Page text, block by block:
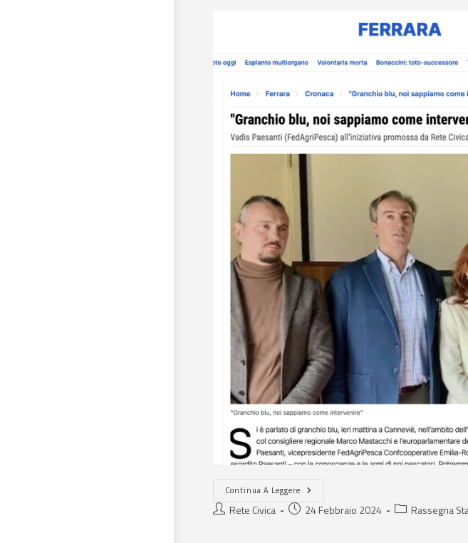
Continua A Leggere
Rete Civica 24 Febbraio 2024 Rassegna